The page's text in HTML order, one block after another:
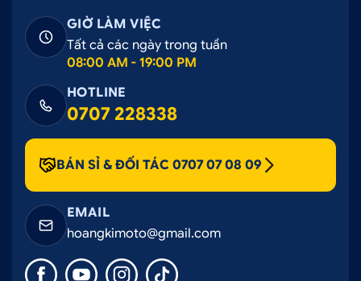
GIỜ LÀM VIỆC
Tất cả các ngày trong tuần
08:00 AM - 19:00 PM
HOTLINE
0707 228338
BÁN SỈ & ĐỐI TÁC 0707 07 08 09
EMAIL
hoangkimoto@gmail.com